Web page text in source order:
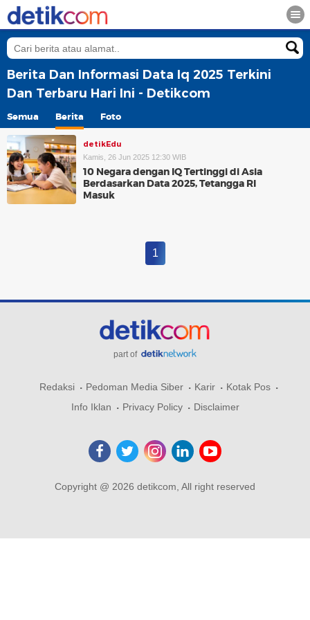
Berita Dan Informasi Data Iq 2025 Terkini
Dan Terbaru Hari Ini - Detikcom
Semua Berita Foto
detikEdu
Kamis, 26 Jun 2025 12:30 WIB
10 Negara dengan IQ Tertinggi di Asia
Berdasarkan Data 2025, Tetangga RI
Masuk
1
part of
Redaksi Pedoman Media Siber Karir
Kotak Pos
Info Iklan
Privacy Policy Disclaimer
Copyright @ 2026 detikcom, All right reserved